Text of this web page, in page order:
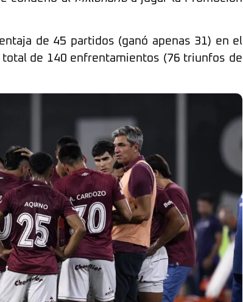
de 45 partidos (ganó apenas 31) en el
de 140 enfrentamientos (76 triunfos de